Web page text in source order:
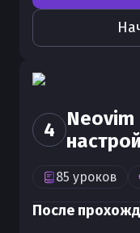
4
Neovim
85 уроков
После